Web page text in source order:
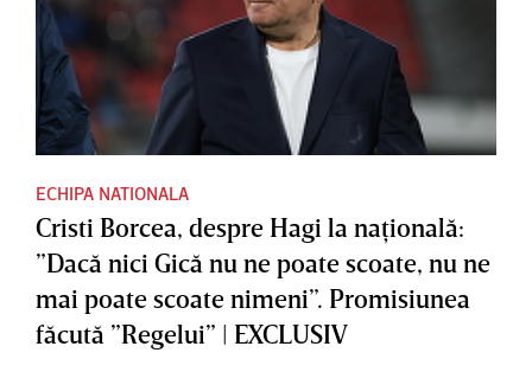
ECHIPA NATIONALA
Cristi Borcea, despre Hagi la naţională:
”Dacă nici Gică nu ne poate scoate, nu ne
mai poate scoate nimeni”. Promisiunea
făcută ”Regelui” | EXCLUSIV